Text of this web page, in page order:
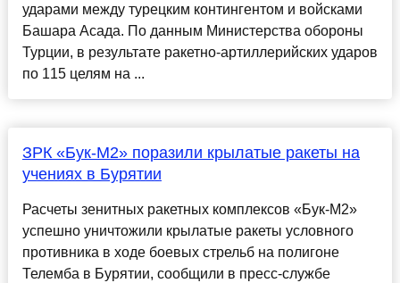
ударами между турецким контингентом и войсками
Башара Асада. По данным Министерства обороны
Турции, в результате ракетно-артиллерийских ударов
по 115 целям на ...
ЗРК «Бук-М2» поразили крылатые ракеты на
учениях в Бурятии
Расчеты зенитных ракетных комплексов «Бук-М2»
успешно уничтожили крылатые ракеты условного
противника в ходе боевых стрельб на полигоне
Телемба в Бурятии, сообщили в пресс-службе